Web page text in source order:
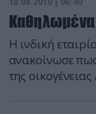
Η ινδική
ανακοίνωσε
της